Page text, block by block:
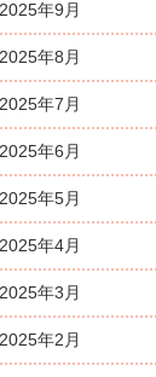
2025年9月
2025年8月
2025年7月
2025年6月
2025年5月
2025年4月
2025年3月
2025年2月